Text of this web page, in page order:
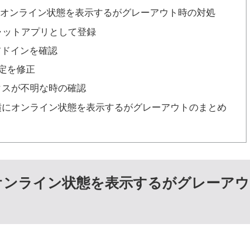
ンライン状態を表示するがグレーアウト時の対処
トアプリとして登録
インを確認
を修正
が不明な時の確認
オンライン状態を表示するがグレーアウトのまとめ
ライン状態を表示するがグレーア